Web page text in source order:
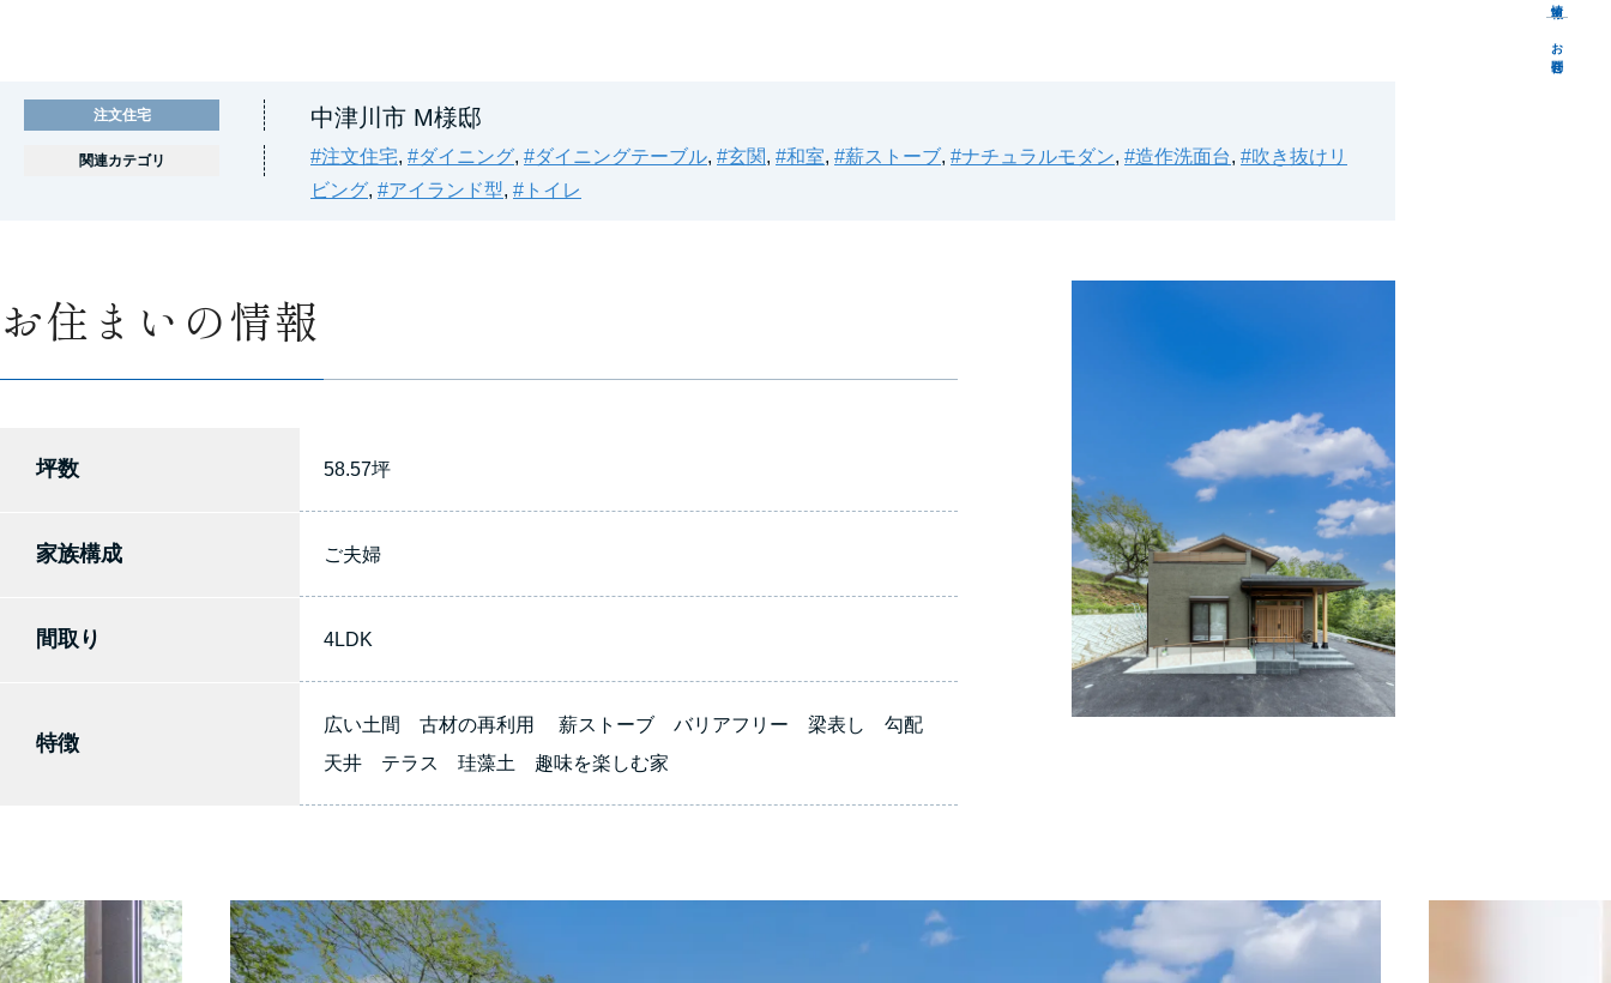
お問合せ
注文住宅 中津川市 M様邸
関連カテゴリ #注文住宅, #ダイニング, #ダイニングテーブル, #玄関, #和室, #薪ストーブ, #ナチュラルモダン, #造作洗面台, #吹き抜けリ
ビング, #アイランド型, #トイレ
お住まいの情報
坪数 58.57坪
家族構成 ご夫婦
間取り 4LDK
特徴
広い土間 古材の再利用 薪ストーブ バリアフリー 梁表し 勾配
天井 テラス 珪藻土 趣味を楽しむ家